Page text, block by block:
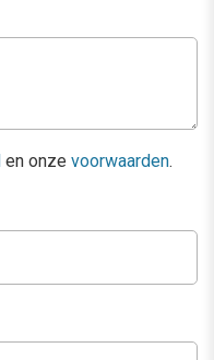
en onze voorwaarden.